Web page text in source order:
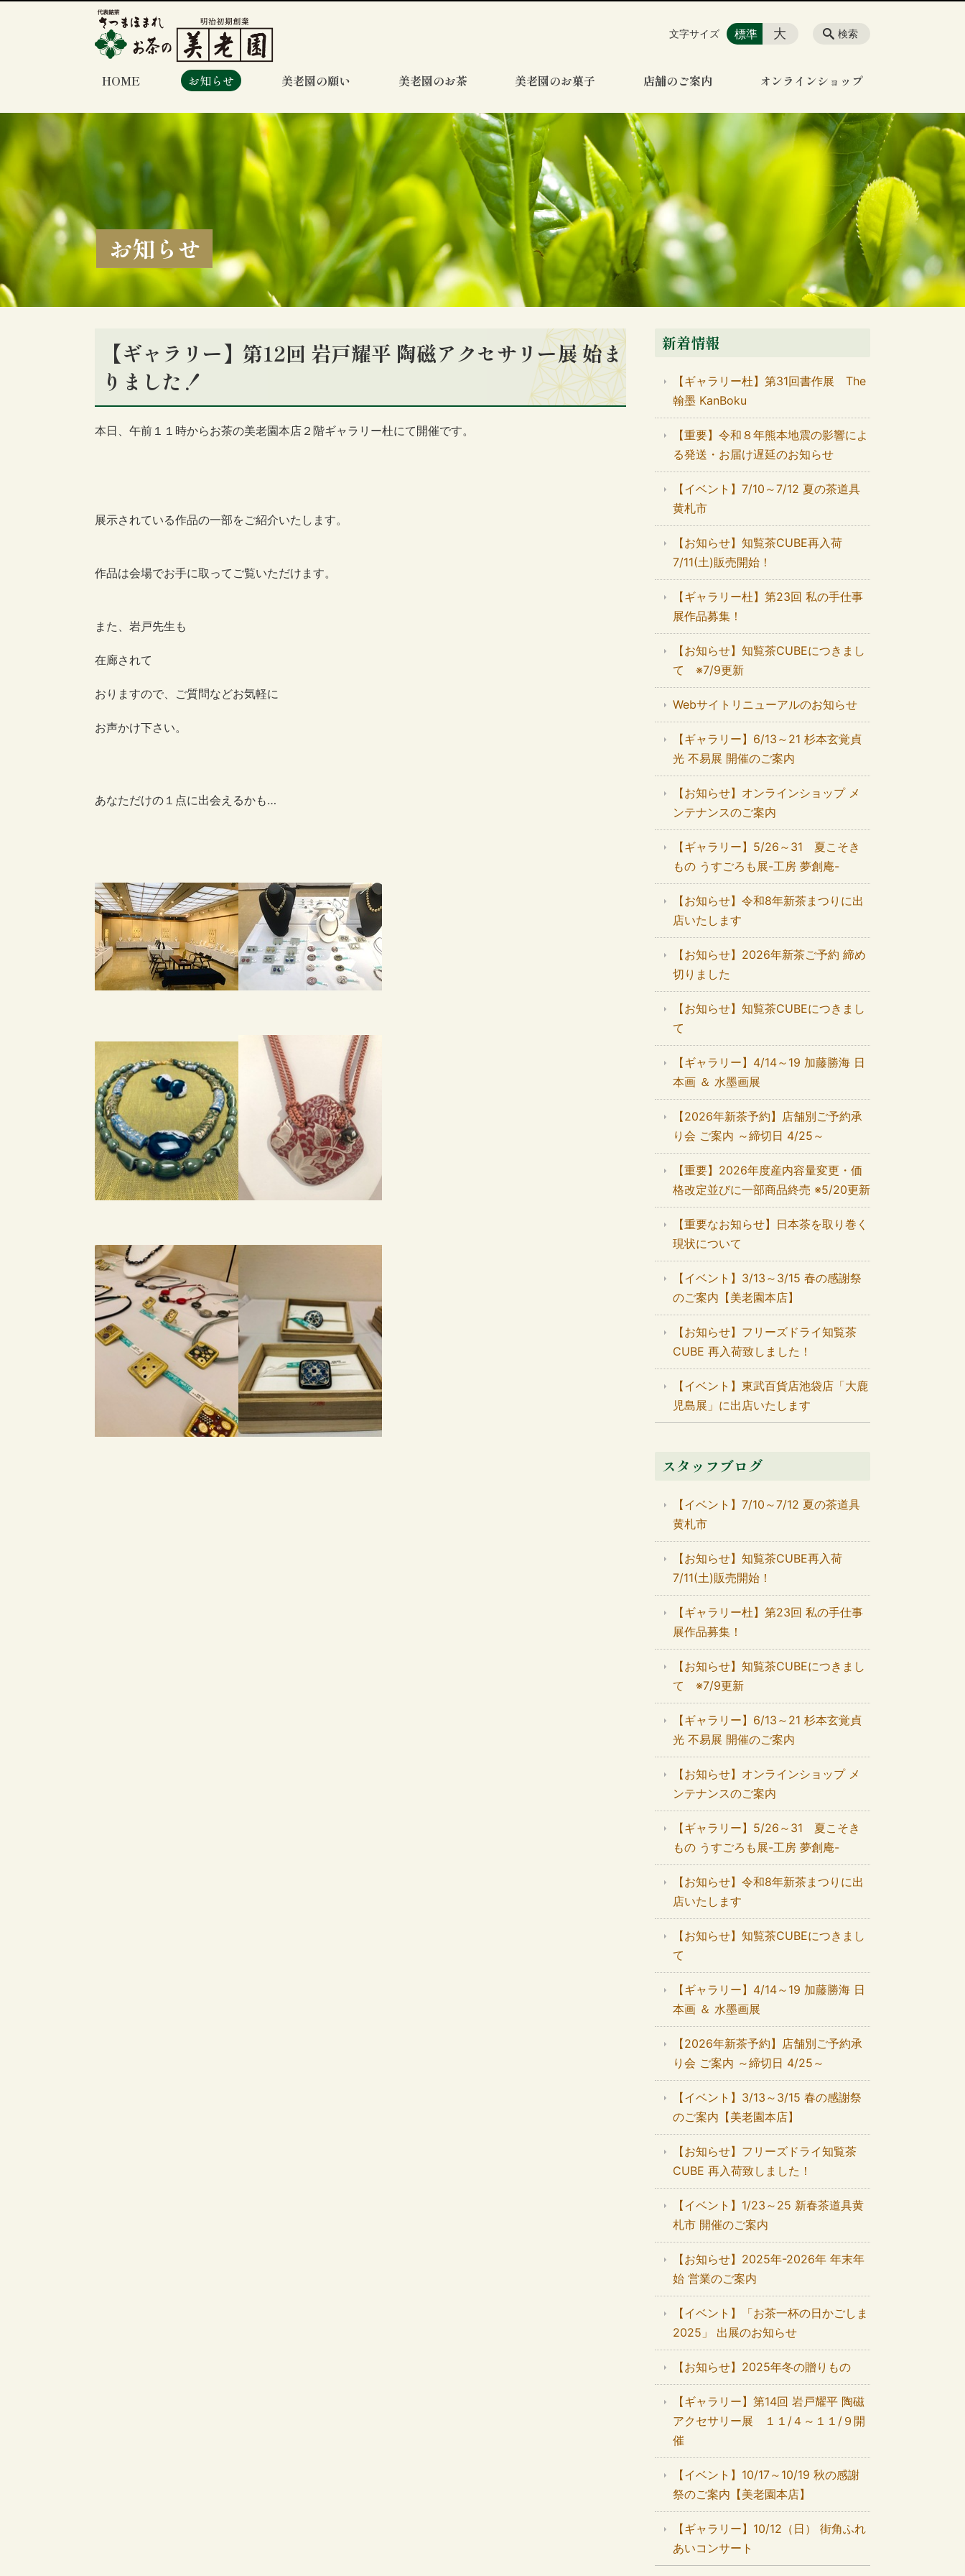
HOME お知らせ 美老園の願い 美老園のお茶 美老園のお菓子 店舗のご案内 オンラインショップ
検索
文字サイズ 標準 大
お知らせ
【ギャラリー】第12回 岩戸耀平 陶磁アクセサリー展 始ま
りました！
本日、午前１１時からお茶の美老園本店２階ギャラリー杜にて開催です。
展示されている作品の一部をご紹介いたします。
作品は会場でお手に取ってご覧いただけます。
また、岩戸先生も
在廊されて
おりますので、ご質問などお気軽に
お声かけ下さい。
あなただけの１点に出会えるかも…
新着情報
【ギャラリー杜】第31回書作展 The
翰墨 KanBoku
【重要】令和８年熊本地震の影響によ
る発送・お届け遅延のお知らせ
【イベント】7/10～7/12 夏の茶道具
黄札市
【お知らせ】知覧茶CUBE再入荷
7/11(土)販売開始！
【ギャラリー杜】第23回 私の手仕事
展作品募集！
【お知らせ】知覧茶CUBEにつきまし
て ※7/9更新
Webサイトリニューアルのお知らせ
【ギャラリー】6/13～21 杉本玄覚貞
光 不易展 開催のご案内
【お知らせ】オンラインショップ メ
ンテナンスのご案内
【ギャラリー】5/26～31 夏こそき
もの うすごろも展-工房 夢創庵-
【お知らせ】令和8年新茶まつりに出
店いたします
【お知らせ】2026年新茶ご予約 締め
切りました
【お知らせ】知覧茶CUBEにつきまし
て
【ギャラリー】4/14～19 加藤勝海 日
本画 ＆ 水墨画展
【2026年新茶予約】店舗別ご予約承
り会 ご案内 ～締切日 4/25～
【重要】2026年度産内容量変更・価
格改定並びに一部商品終売 ※5/20更新
【重要なお知らせ】日本茶を取り巻く
現状について
【イベント】3/13～3/15 春の感謝祭
のご案内【美老園本店】
【お知らせ】フリーズドライ知覧茶
CUBE 再入荷致しました！
【イベント】東武百貨店池袋店「大鹿
児島展」に出店いたします
スタッフブログ
【イベント】7/10～7/12 夏の茶道具
黄札市
【お知らせ】知覧茶CUBE再入荷
7/11(土)販売開始！
【ギャラリー杜】第23回 私の手仕事
展作品募集！
【お知らせ】知覧茶CUBEにつきまし
て ※7/9更新
【ギャラリー】6/13～21 杉本玄覚貞
光 不易展 開催のご案内
【お知らせ】オンラインショップ メ
ンテナンスのご案内
【ギャラリー】5/26～31 夏こそき
もの うすごろも展-工房 夢創庵-
【お知らせ】令和8年新茶まつりに出
店いたします
【お知らせ】知覧茶CUBEにつきまし
て
【ギャラリー】4/14～19 加藤勝海 日
本画 ＆ 水墨画展
【2026年新茶予約】店舗別ご予約承
り会 ご案内 ～締切日 4/25～
【イベント】3/13～3/15 春の感謝祭
のご案内【美老園本店】
【お知らせ】フリーズドライ知覧茶
CUBE 再入荷致しました！
【イベント】1/23～25 新春茶道具黄
札市 開催のご案内
【お知らせ】2025年-2026年 年末年
始 営業のご案内
【イベント】「お茶一杯の日かごしま
2025」 出展のお知らせ
【お知らせ】2025年冬の贈りもの
【ギャラリー】第14回 岩戸耀平 陶磁
アクセサリー展 １１/４～１１/９開
催
【イベント】10/17～10/19 秋の感謝
祭のご案内【美老園本店】
【ギャラリー】10/12（日） 街角ふれ
あいコンサート